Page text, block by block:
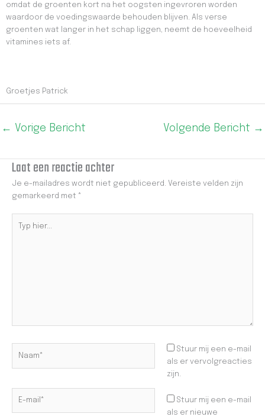
omdat de groenten kort na het oogsten ingevroren worden
waardoor de voedingswaarde behouden blijven. Als verse
groenten wat langer in het schap liggen, neemt de hoeveelheid
vitamines iets af.
Groetjes Patrick
← Vorige Bericht Volgende Bericht →
Laat een reactie achter
Je e-mailadres wordt niet gepubliceerd. Vereiste velden zijn
gemarkeerd met *
hier...
Stuur mij een e-mail
als er vervolgreacties
zijn.
Stuur mij een e-mail
als er nieuwe